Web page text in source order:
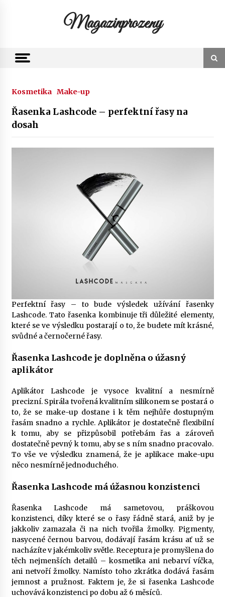
Magazinprozeny
Kosmetika Make-up
Řasenka Lashcode – perfektní řasy na
dosah
Perfektní řasy – to bude výsledek užívání řasenky
Lashcode. Tato řasenka kombinuje tři důležité elementy,
které se ve výsledku postarají o to, že budete mít krásné,
svůdné a černočerné řasy.
Řasenka Lashcode je doplněna o úžasný
aplikátor
Aplikátor Lashcode je vysoce kvalitní a nesmírně
precizní. Spirála tvořená kvalitním silikonem se postará o
to, že se make-up dostane i k těm nejhůře dostupným
řasám snadno a rychle. Aplikátor je dostatečně flexibilní
k tomu, aby se přizpůsobil potřebám řas a zároveň
dostatečně pevný k tomu, aby se s ním snadno pracovalo.
To vše ve výsledku znamená, že je aplikace make-upu
něco nesmírně jednoduchého.
Řasenka Lashcode má úžasnou konzistenci
Řasenka Lashcode má sametovou, práškovou
konzistenci, díky které se o řasy řádně stará, aniž by je
jakkoliv zamazala či na nich tvořila žmolky. Pigmenty,
nasycené černou barvou, dodávají řasám krásu ať už se
nacházíte v jakémkoliv světle. Receptura je promyšlena do
těch nejmenších detailů – kosmetika ani nebarví víčka,
ani netvoří žmolky. Namísto toho zkrátka dodává řasám
jemnost a pružnost. Faktem je, že si řasenka Lashcode
uchovává konzistenci po dobu až 6 měsíců.